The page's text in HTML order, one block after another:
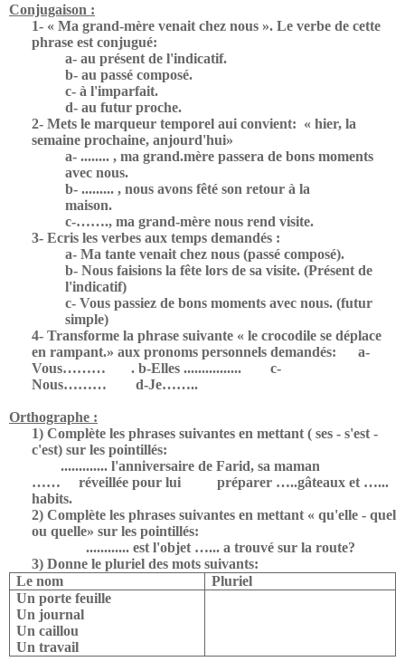
Conjugaison :
1- « Ma grand-mère venait chez nous ». Le verbe de cette
phrase est conjugué:
a- au présent de l'indicatif.
b- au passé composé.
c- à l'imparfait.
d- au futur proche.
2- Mets le marqueur temporel aui convient: « hier, la
semaine prochaine, anjourd'hui»
a- ........ , ma grand.mère passera de bons moments
avec nous.
b- ......... , nous avons fêté son retour à la
maison.
c-……., ma grand-mère nous rend visite.
3- Ecris les verbes aux temps demandés :
a- Ma tante venait chez nous (passé composé).
b- Nous faisions la fête lors de sa visite. (Présent de
l'indicatif)
c- Vous passiez de bons moments avec nous. (futur
simple)
4- Transforme la phrase suivante « le crocodile se déplace
en rampant.» aux pronoms personnels demandés:
a-
Vous………
. b-Elles ................
c-
Nous………
d-Je……..
Orthographe :
1) Complète les phrases suivantes en mettant ( ses - s'est -
c'est) sur les pointillés:
............. l'anniversaire de Farid, sa maman
……
réveillée pour lui
préparer …..gâteaux et …...
habits.
2) Complète les phrases suivantes en mettant « qu'elle - quel
ou quelle» sur les pointillés:
............ est l'objet …... a trouvé sur la route?
3) Donne le pluriel des mots suivants:
Le nom
Pluriel
Un porte feuille
Un journal
Un caillou
Un travail